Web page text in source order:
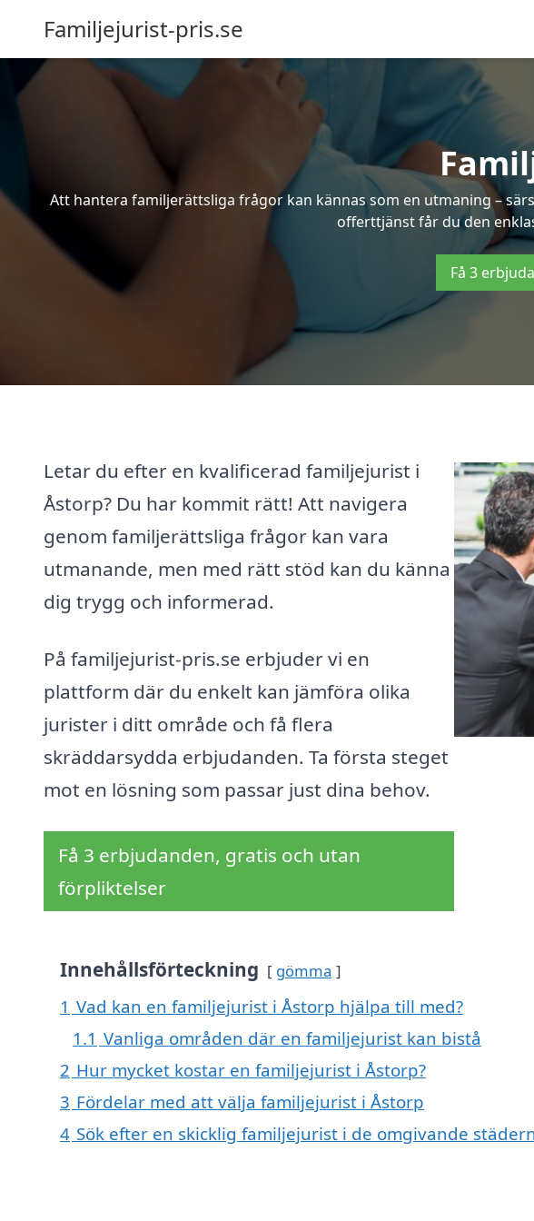
Familjejurist-pris.se
Att hantera familjerättsliga frågor kan kännas som en utmaning –
offerttjänst får du den
Få 3
Letar du efter en kvalificerad familjejurist i
Åstorp? Du har kommit rätt! Att navigera
genom familjerättsliga frågor kan vara
utmanande, men med rätt stöd kan du känna
dig trygg och informerad.
På familjejurist-pris.se erbjuder vi en
plattform där du enkelt kan jämföra olika
jurister i ditt område och få flera
skräddarsydda erbjudanden. Ta första steget
mot en lösning som passar just dina behov.
Få 3 erbjudanden, gratis och utan
förpliktelser
Innehållsförteckning gömma
1 Vad kan en familjejurist i Åstorp hjälpa till med?
1.1 Vanliga områden där en familjejurist kan bistå
2 Hur mycket kostar en familjejurist i Åstorp?
3 Fördelar med att välja familjejurist i Åstorp
4 Sök efter en skicklig familjejurist i de omgivande